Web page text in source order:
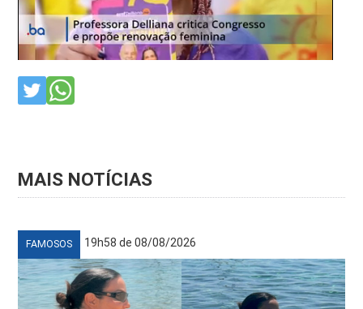
MAIS NOTÍCIAS
FAMOSOS 19h58 de 08/08/2026